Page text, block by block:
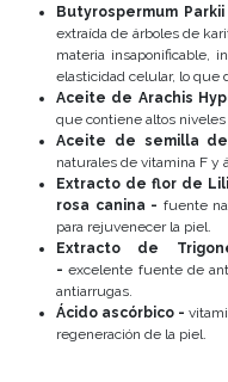
Butyrospermum
extraída de árboles de
materia insaponificable,
elasticidad celular, lo que
Aceite de Arachis
que contiene altos niveles
Aceite de semilla de
naturales de vitamina F y
Extracto de flor de
rosa canina - fuente
para rejuvenecer la piel.
Extracto de
-excelente fuente de
antiarrugas.
Ácido ascórbico -
regeneración de la piel.